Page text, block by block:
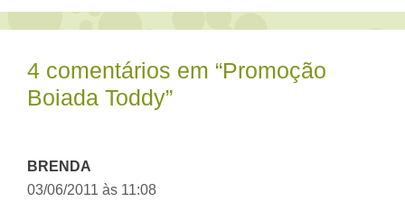
4 comentários em “Promoção
Boiada Toddy”
BRENDA
03/06/2011 às 11:08